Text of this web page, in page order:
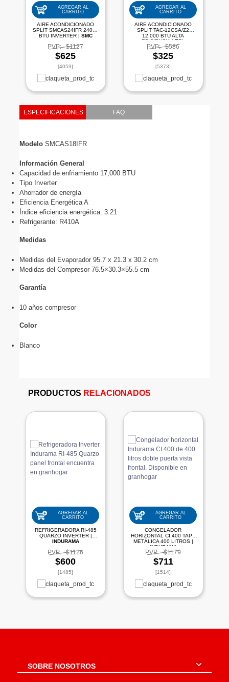
AGREGAR AL
CARRITO
AIRE ACONDICIONADO
SPLIT SMCAS24IFR 24000
BTU INVERTER | SMC
PVP: $1127
$625
[4059]
AGREGAR AL
CARRITO
AIRE ACONDICIONADO
SPLIT TAC-12CSA/Z2
12.000 BTU ALTA
EFICIENCIA |TCL
PVP: $586
$325
[5373]
ESPECIFICACIONES FAQ
Modelo SMCAS18IFR
Información General
Capacidad de enfriamiento 17,000 BTU
Tipo Inverter
Ahorrador de energía
Eficiencia Energética A
Índice eficiencia energética: 3.21
Refrigerante: R410A
Medidas
Medidas del Evaporador 95.7 x 21.3 x 30.2 cm
Medidas del Compresor 76.5×30.3×55.5 cm
Garantía
10 años compresor
Color
Blanco
PRODUCTOS RELACIONADOS
AGREGAR AL
CARRITO
REFRIGERADORA RI-485
QUARZO INVERTER |
INDURAMA
PVP: $1126
$600
[1485]
AGREGAR AL
CARRITO
CONGELADOR
HORIZONTAL CI 400 TAPA
METÁLICA 400 LITROS |
INDURAMA
PVP: $1179
$711
[1514]
SOBRE NOSOTROS